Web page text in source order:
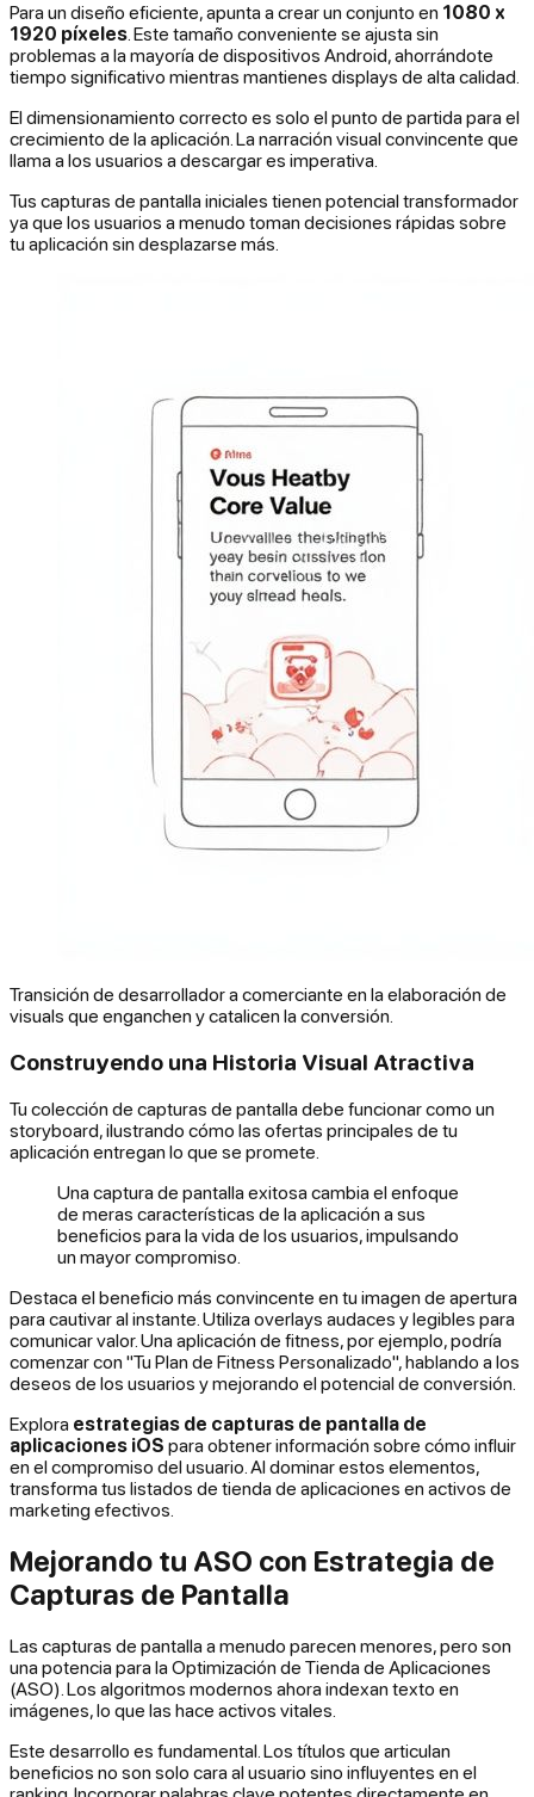
Para un diseño eficiente, apunta a crear un conjunto en 1080 x
1920 píxeles . Este tamaño conveniente se ajusta sin
problemas a la mayoría de dispositivos Android, ahorrándote
tiempo significativo mientras mantienes displays de alta calidad.
El dimensionamiento correcto es solo el punto de partida para el
crecimiento de la aplicación. La narración visual convincente que
llama a los usuarios a descargar es imperativa.
Tus capturas de pantalla iniciales tienen potencial transformador
ya que los usuarios a menudo toman decisiones rápidas sobre
tu aplicación sin desplazarse más.
Transición de desarrollador a comerciante en la elaboración de
visuals que enganchen y catalicen la conversión.
Construyendo una Historia Visual Atractiva
Tu colección de capturas de pantalla debe funcionar como un
storyboard, ilustrando cómo las ofertas principales de tu
aplicación entregan lo que se promete.
Una captura de pantalla exitosa cambia el enfoque
de meras características de la aplicación a sus
beneficios para la vida de los usuarios, impulsando
un mayor compromiso.
Destaca el beneficio más convincente en tu imagen de apertura
para cautivar al instante. Utiliza overlays audaces y legibles para
comunicar valor. Una aplicación de fitness, por ejemplo, podría
comenzar con "Tu Plan de Fitness Personalizado", hablando a los
deseos de los usuarios y mejorando el potencial de conversión.
Explora estrategias de capturas de pantalla de
aplicaciones iOS para obtener información sobre cómo influir
en el compromiso del usuario. Al dominar estos elementos,
transforma tus listados de tienda de aplicaciones en activos de
marketing efectivos.
Mejorando tu ASO con Estrategia de
Capturas de Pantalla
Las capturas de pantalla a menudo parecen menores, pero son
una potencia para la Optimización de Tienda de Aplicaciones
(ASO). Los algoritmos modernos ahora indexan texto en
imágenes, lo que las hace activos vitales.
Este desarrollo es fundamental. Los títulos que articulan
beneficios no son solo cara al usuario sino influyentes en el